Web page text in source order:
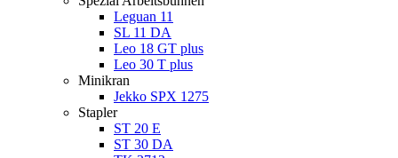
Leguan 11
SL 11 DA
Leo 18 GT plus
Leo 30 T plus
Minikran
Jekko SPX 1275
Stapler
ST 20 E
ST 30 DA